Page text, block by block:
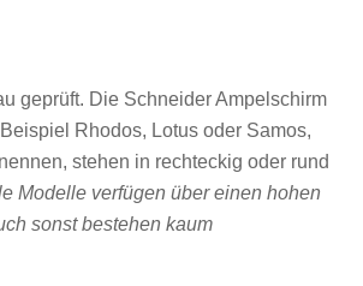
geprüft. Die Schneider Ampelschirm
Rhodos, Lotus oder Samos,
stehen in rechteckig oder rund
Modelle verfügen über einen hohen
sonst bestehen kaum